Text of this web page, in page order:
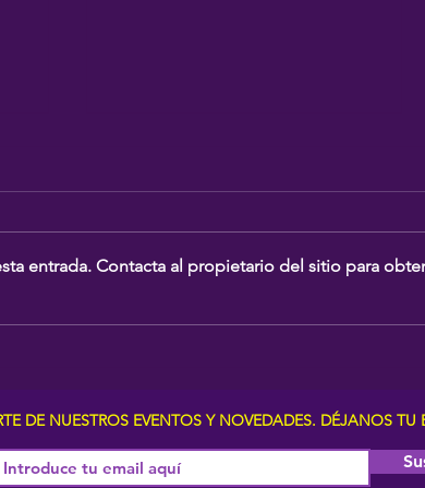
‘La Mari’ embruja con su voz
entrada. Contacta al propietario del sitio para
DE NUESTROS EVENTOS Y NOVEDADES. DÉJANOS